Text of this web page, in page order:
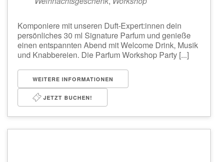
Komponiere mit unseren Duft-Expert:innen dein
persönliches 30 ml Signature Parfum und genieße
einen entspannten Abend mit Welcome Drink, Musik
und Knabbereien. Die Parfum Workshop Party [...]
WEITERE INFORMATIONEN
JETZT BUCHEN!